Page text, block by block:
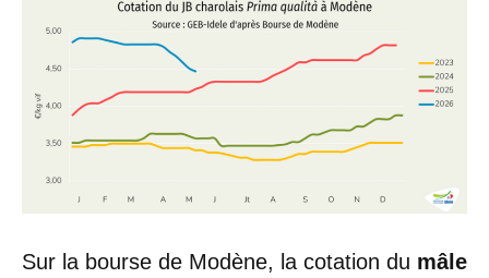
Sur la bourse de Modène, la cotation du mâle